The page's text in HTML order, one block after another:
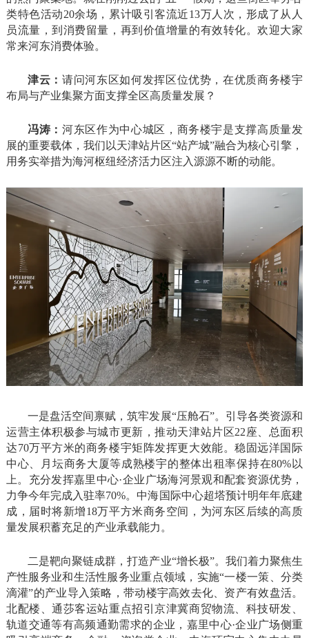
类特色活动20余场，累计吸引客流近13万人次，形成了从人
员流量，到消费留量，再到价值增量的有效转化。欢迎大家
常来河东消费体验。
津云： 请问河东区如何发挥区位优势，在优质商务楼宇
布局与产业集聚方面支撑全区高质量发展？
冯涛： 河东区作为中心城区，商务楼宇是支撑高质量发
展的重要载体，我们以天津站片区“站产城”融合为核心引擎，
用务实举措为海河枢纽经济活力区注入源源不断的动能。
一是盘活空间禀赋，筑牢发展“压舱石”。引导各类资源和
运营主体积极参与城市更新，推动天津站片区22座、总面积
达70万平方米的商务楼宇矩阵发挥更大效能。稳固远洋国际
中心、月坛商务大厦等成熟楼宇的整体出租率保持在80%以
上。充分发挥嘉里中心·企业广场海河景观和配套资源优势，
力争今年完成入驻率70%。中海国际中心超塔预计明年年底建
成，届时将新增18万平方米商务空间，为河东区后续的高质
量发展积蓄充足的产业承载能力。
二是靶向聚链成群，打造产业“增长极”。我们着力聚焦生
产性服务业和生活性服务业重点领域，实施“一楼一策、分类
滴灌”的产业导入策略，带动楼宇高效去化、资产有效盘活。
北配楼、通莎客运站重点招引京津冀商贸物流、科技研发、
轨道交通等有高频通勤需求的企业，嘉里中心·企业广场侧重